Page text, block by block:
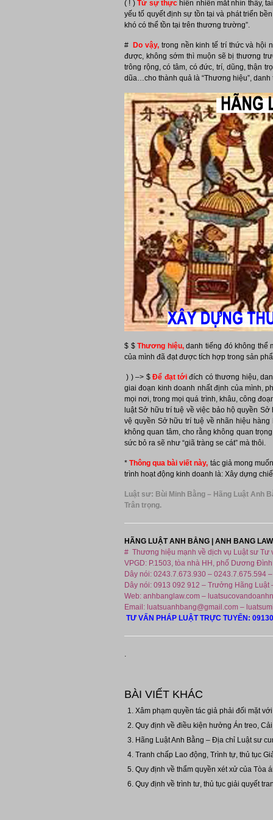
( ! )Từ sự thực hiển nhiên mắt nhìn thấy,
yếu tố quyết định sự tồn tại và phát triển
khó có thể tồn tại trên thương trường”.
# Do vậy, trong nền kinh tế trí thức và hội
được, không sớm thì muộn sẽ bị thương
trông rộng, có tâm, có đức, trí, dũng, thận
dũa…cho thành quả là “Thương hiệu”,
$ $Thương hiệu,danh tiếng đó không thể
của mình đã đạt được tích hợp trong sản
) ) –> $Để đạt tới đích có thương hiệu,
giai đoạn kinh doanh nhất định của mình,
mọi nơi, trong mọi quá trình, khâu, công
luật Sở hữu trí tuệ về việc bảo hộ quyền
vệ quyền Sở hữu trí tuệ về nhãn hiệu
không quan tâm, cho rằng không quan
sức bỏ ra sẽ như “giã tràng se cát” mà thôi.
*Thông qua bài viết này, tác giả mong
trình hoạt động kinh doanh là: Xây dựng
Luật sư: Bùi Minh Bằng – Hãng Luật Anh
Trân trọng.
HÃNG LUẬT ANH BẰNG | ANH BANG
# Thương hiệu mạnh về dịch vụ Luật sư Tư
VPGD: P.1503, tòa nhà HH, phố Dương
Dây nói: 0243.7.673.930 – 0243.7.675.594
Dây nói: 0913 092 912 – Trưởng Hãng Luật
Web: anhbanglaw.com –
Email: luatsuanhbang@gmail.com –
TƯ VẤN PHÁP LUẬT TRỰC TUYẾN:
.
BÀI VIẾT KHÁC
Xâm phạm quyền tác giả phải đối mặt
Quy định về điều kiện hưởng Án treo,
Hãng Luật Anh Bằng – Địa chỉ Luật sư
Tranh chấp Lao động, Trình tự, thủ tục
Quy định về thẩm quyền xét xử của Tòa
Quy định về trình tư, thủ tục giải quyết